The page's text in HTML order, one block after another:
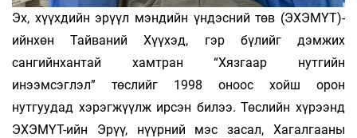
Эх, хүүхдийн эрүүл мэндийн үндэсний төв (ЭХЭМҮТ)-
ийнхөн Тайваний Хүүхэд, гэр бүлийг дэмжих
сангийнхантай хамтран “Хязгаар нутгийн
инээмсэглэл” төслийг 1998 оноос хойш орон
нутгуудад хэрэгжүүлж ирсэн билээ. Төслийн хүрээнд
ЭХЭМҮТ-ийн Эрүү, нүүрний мэс засал, Хагалгааны